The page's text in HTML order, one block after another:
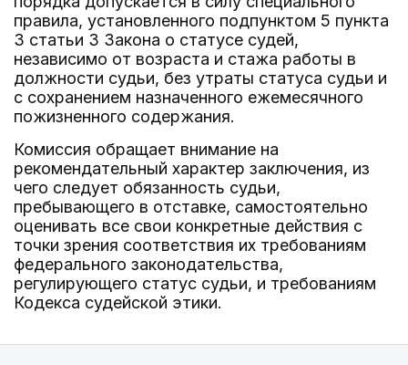
правила, установленного подпунктом 5 пункта
3 статьи 3 Закона о статусе судей,
независимо от возраста и стажа работы в
должности судьи, без утраты статуса судьи и
с сохранением назначенного ежемесячного
пожизненного содержания.
Комиссия обращает внимание на
рекомендательный характер заключения, из
чего следует обязанность судьи,
пребывающего в отставке, самостоятельно
оценивать все свои конкретные действия с
точки зрения соответствия их требованиям
федерального законодательства,
регулирующего статус судьи, и требованиям
Кодекса судейской этики.